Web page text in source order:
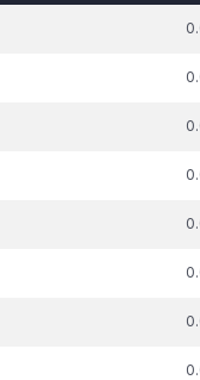
tiesiskās